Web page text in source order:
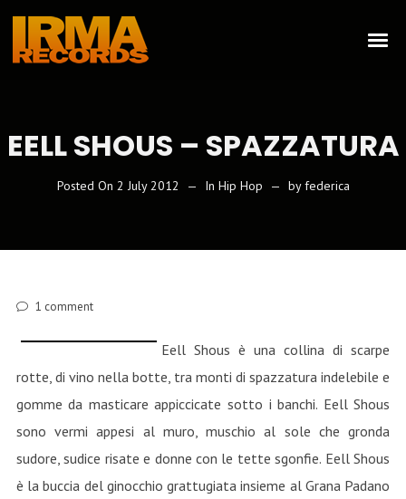
EELL SHOUS – SPAZZATURA
Posted On 2 July 2012 In Hip Hop byfederica
1 comment
Eell Shous è una collina di scarpe
rotte, di vino nella botte, tra monti di spazzatura indelebile e
gomme da masticare appiccicate sotto i banchi. Eell Shous
sono vermi appesi al muro, muschio al sole che gronda
sudore, sudice risate e donne con le tette sgonfie. Eell Shous
è la buccia del ginocchio grattugiata insieme al Grana Padano